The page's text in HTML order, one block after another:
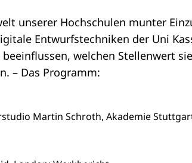
unserer Hochschulen munter
Entwurfstechniken der Uni
welchen Stellenwert
– Das Programm:
Martin Schroth, Akademie